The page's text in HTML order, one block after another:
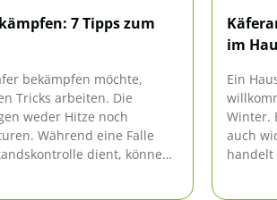
7 Tipps zum
bekämpfen möchte,
Tricks arbeiten. Die
weder Hitze noch
Während eine Falle
dient, können
im
Ein
Winter.
auch
handelt